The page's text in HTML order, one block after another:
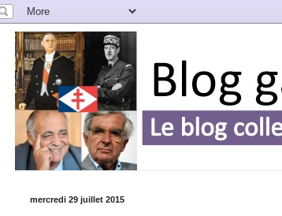
mercredi 29 juillet 2015